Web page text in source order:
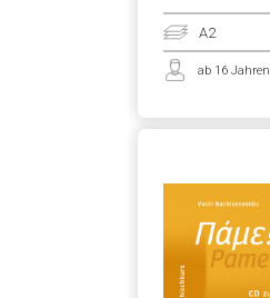
A2
ab 16 Jahren